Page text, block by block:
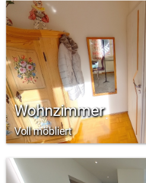
Wohnzimmer
Voll möbliert